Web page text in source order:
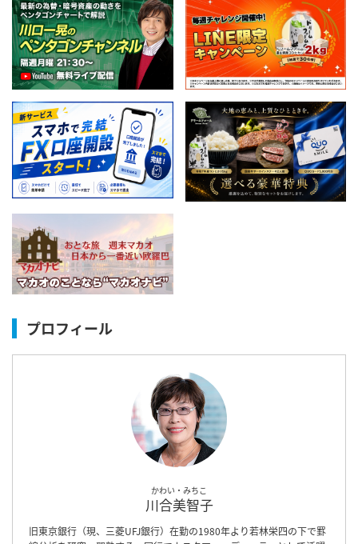
プロフィール
かわい・みちこ
川合美智子
旧東京銀行（現、三菱UFJ銀行）在勤の1980年より若林栄四の下で罫